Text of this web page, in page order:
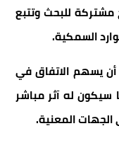
مشتركة للبحث وتتبع
السمكية.
يسهم الاتفاق في
سيكون له آثر مباشر
المعنية.